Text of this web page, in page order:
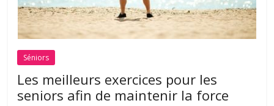
Séniors
Les meilleurs exercices pour les
seniors afin de maintenir la force